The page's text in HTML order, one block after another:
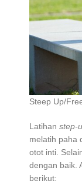
Steep Up/
Latihan step-
melatih paha
otot inti.
dengan baik.
berikut: